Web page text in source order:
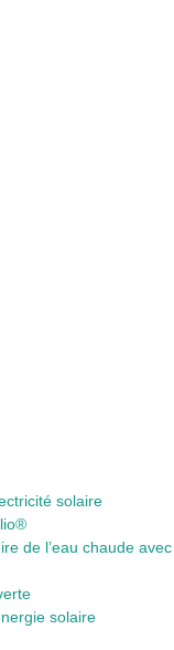
solaire
de l’eau chaude avec
solaire